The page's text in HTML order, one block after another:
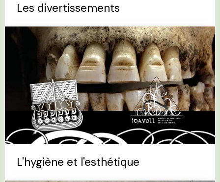
Les divertissements
L'hygiène et l'esthétique